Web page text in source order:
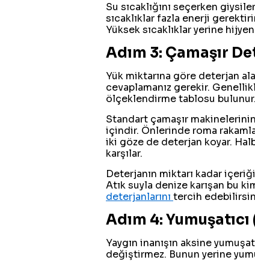
Su sıcaklığını seçerken
sıcaklıklar fazla enerji
Yüksek sıcaklıklar yerine
Adım 3: Çamaşır
Yük miktarına göre deterjan
cevaplamanız gerekir.
ölçeklendirme tablosu bulunur.
Standart çamaşır
içindir. Önlerinde roma
iki göze de deterjan koyar.
karşılar.
Deterjanın miktarı kadar
Atık suyla denize karışan bu
deterjanlarını tercih
Adım 4: Yumuşatıcı
Yaygın inanışın aksine
değiştirmez. Bunun yerine